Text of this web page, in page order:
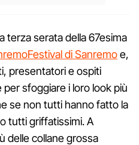
terza serata della 67esima
Festival di Sanremoe,
presentatori e ospiti
sfoggiare i loro look più
se non tutti hanno fatto la
tutti griffatissimi. A
delle collane grossa